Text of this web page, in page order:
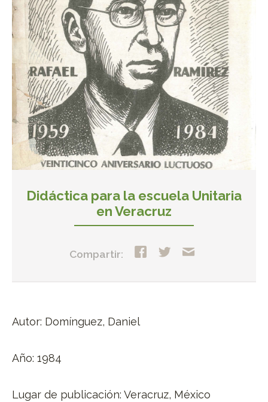
Didáctica para la escuela Unitaria
en Veracruz
Compartir:
Autor: Domínguez, Daniel
Año: 1984
Lugar de publicación: Veracruz, México